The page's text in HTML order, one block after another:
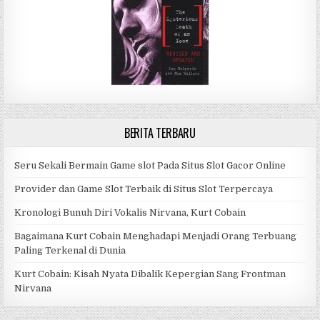
BERITA TERBARU
Seru Sekali Bermain Game slot Pada Situs Slot Gacor Online
Provider dan Game Slot Terbaik di Situs Slot Terpercaya
Kronologi Bunuh Diri Vokalis Nirvana, Kurt Cobain
Bagaimana Kurt Cobain Menghadapi Menjadi Orang Terbuang
Paling Terkenal di Dunia
Kurt Cobain: Kisah Nyata Dibalik Kepergian Sang Frontman
Nirvana